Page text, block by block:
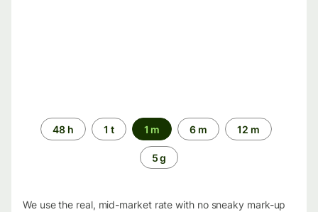
Time
period
48 h 1 t 1 m 6 m 12 m
5 g
We use the real, mid-market rate with no sneaky mark-up